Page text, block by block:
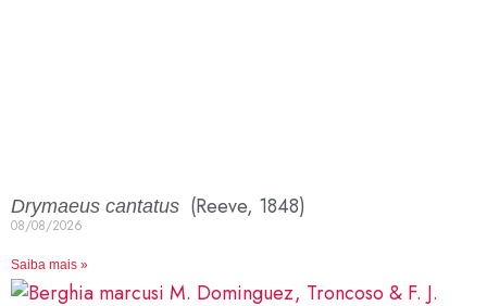
Drymaeus cantatus (Reeve, 1848)
08/08/2026
Saiba mais »